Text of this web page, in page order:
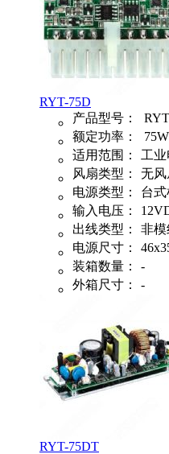
RYT-75D
产品型号：
额定功率：
75W
适用范围：
工
风扇类型：
无风
电源类型：
台
输入电压：
出线类型：
非
电源尺寸：
装箱数量：
-
外箱尺寸：
-
RYT-75DT